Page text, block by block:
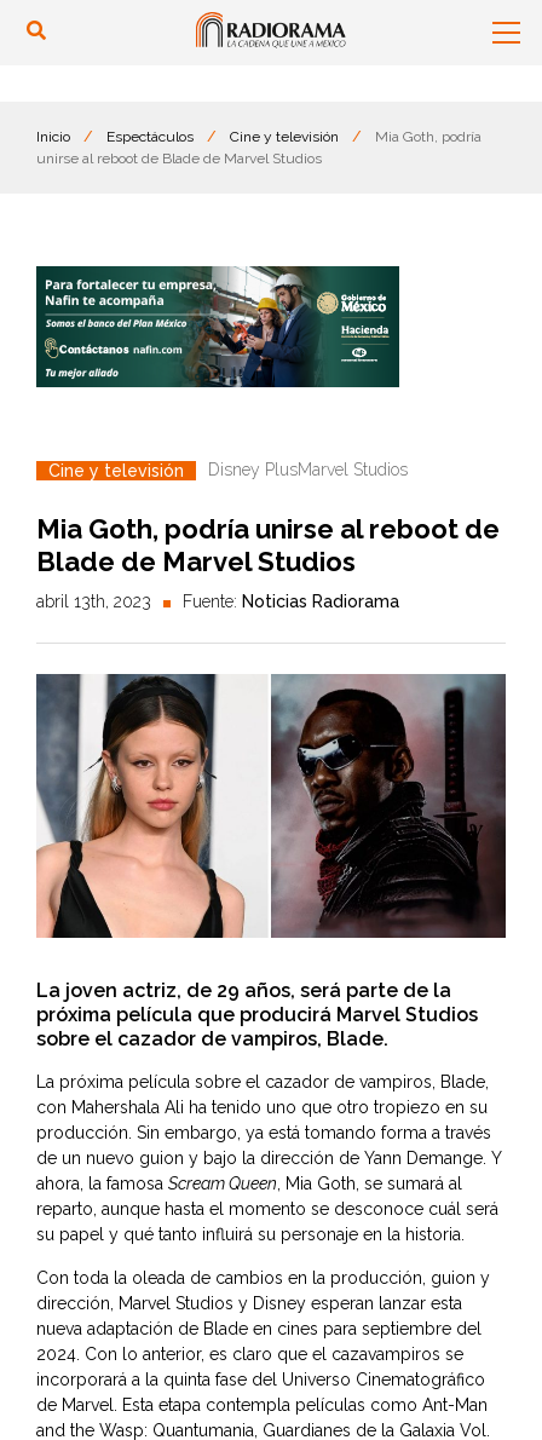
Inicio / Espectáculos / Cine y televisión /
Mia Goth, podría
unirse al reboot de Blade de Marvel Studios
Cine y televisión Disney PlusMarvel Studios
Mia Goth, podría unirse al reboot de
Blade de Marvel Studios
abril 13th, 2023 Fuente: Noticias Radiorama
La joven actriz, de 29 años, será parte de la
próxima película que producirá Marvel Studios
sobre el cazador de vampiros, Blade.
La próxima película sobre el cazador de vampiros, Blade,
con Mahershala Ali ha tenido uno que otro tropiezo en su
producción. Sin embargo, ya está tomando forma a través
de un nuevo guion y bajo la dirección de Yann Demange. Y
ahora, la famosa Scream Queen, Mia Goth, se sumará al
reparto, aunque hasta el momento se desconoce cuál será
su papel y qué tanto influirá su personaje en la historia.
Con toda la oleada de cambios en la producción, guion y
dirección, Marvel Studios y Disney esperan lanzar esta
nueva adaptación de Blade en cines para septiembre del
2024. Con lo anterior, es claro que el cazavampiros se
incorporará a la quinta fase del Universo Cinematográfico
de Marvel. Esta etapa contempla películas como Ant-Man
and the Wasp: Quantumania, Guardianes de la Galaxia Vol.